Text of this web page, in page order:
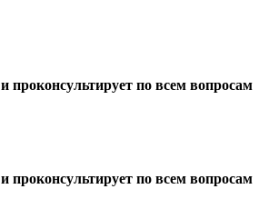
и проконсультирует по всем вопросам
и проконсультирует по всем вопросам